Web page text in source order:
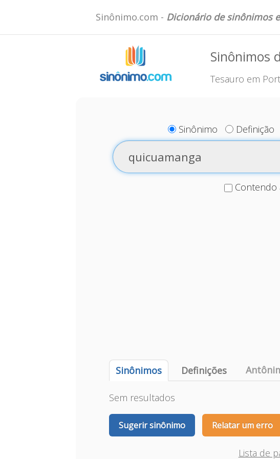
Sinônimo.com - Dicionário de sinônimos
Sinônimos
Tesauro em
Sinônimo Definição
Contendo
Sinônimos Definições
Sem resultados
Sugerir sinônimo Relatar um erro
Lista de